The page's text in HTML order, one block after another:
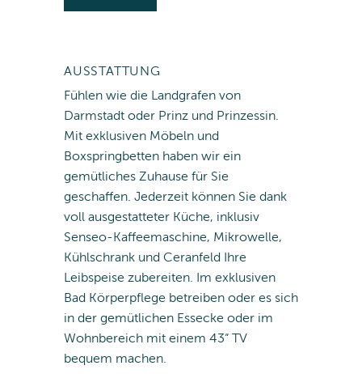
AUSSTATTUNG
Fühlen wie die Landgrafen von
Darmstadt oder Prinz und Prinzessin.
Mit exklusiven Möbeln und
Boxspringbetten haben wir ein
gemütliches Zuhause für Sie
geschaffen. Jederzeit können Sie dank
voll ausgestatteter Küche, inklusiv
Senseo-Kaffeemaschine, Mikrowelle,
Kühlschrank und Ceranfeld Ihre
Leibspeise zubereiten. Im exklusiven
Bad Körperpflege betreiben oder es sich
in der gemütlichen Essecke oder im
Wohnbereich mit einem 43“ TV
bequem machen.